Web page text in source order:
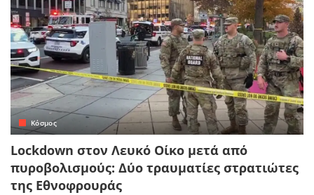
Κόσμος
Lockdown στον Λευκό Οίκο μετά από
πυροβολισμούς: Δύο τραυματίες στρατιώτες
της Εθνοφρουράς